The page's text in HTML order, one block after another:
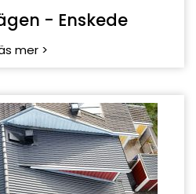
- Saltsjö Boo
mer >